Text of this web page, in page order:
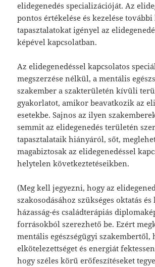
elidegenedés specializációját. Az
pontos értékelése és kezelése
tapasztalatokat igényel az
képével kapcsolatban.
Az elidegenedéssel kapcsolatos
megszerzése nélkül, a mentális
szakember a szakterületén kívüli
gyakorlatot, amikor beavatkozik az
esetekbe. Sajnos az ilyen
semmit az elidegenedés területén
tapasztalataik hiányáról, sőt,
magabiztosak az elidegenedéssel
helytelen következtetéseikben.
(Meg kell jegyezni, hogy az
szakosodásához szükséges oktatás és
házasság-és családterápiás
forrásokból szerezhető be. Ezért
mentális egészségügyi szakembertől,
elkötelezettséget és energiát
hogy széles körű erőfeszítéseket